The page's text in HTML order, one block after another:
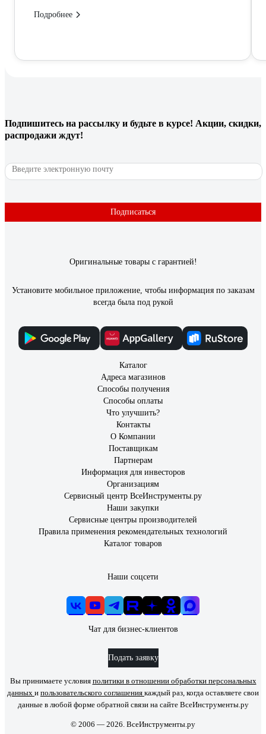
Подробнее
Подпишитесь на рассылку и будьте в курсе! Акции, скидки,
распродажи ждут!
Подписаться
Оригинальные товары с гарантией!
Установите мобильное приложение, чтобы информация по заказам
всегда была под рукой
Каталог
Адреса магазинов
Способы получения
Способы оплаты
Что улучшить?
Контакты
О Компании
Поставщикам
Партнерам
Информация для инвесторов
Организациям
Сервисный центр ВсеИнструменты.ру
Наши закупки
Сервисные центры производителей
Правила применения рекомендательных технологий
Каталог товаров
Наши соцсети
Чат для бизнес-клиентов
Подать заявку
Вы принимаете условия политики в отношении обработки персональных
данных и пользовательского соглашения каждый раз, когда оставляете свои
данные в любой форме обратной связи на сайте ВсеИнструменты.ру
© 2006 — 2026. ВсеИнструменты.ру